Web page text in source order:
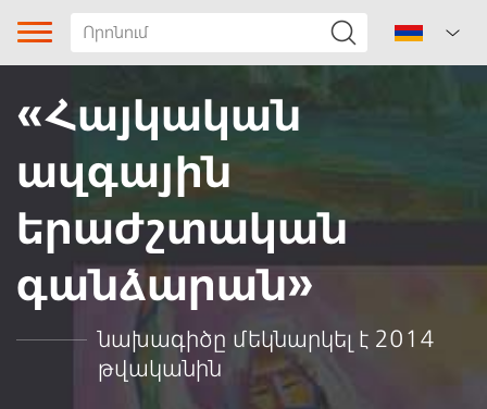
Երգի տիպը
Ենթաժանր
«Հայկական
ազգային
երաժշտական
գանձարան»
նախագիծը մեկնարկել է 2014
թվականին